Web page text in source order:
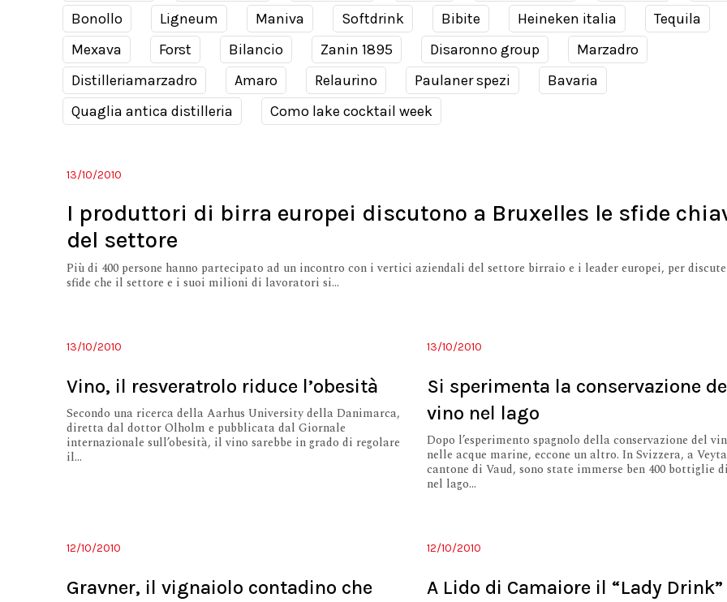
Bonollo
Ligneum Maniva Softdrink Bibite Heineken italia
Tequila
Mexava
Forst Bilancio Zanin 1895 Disaronno group
Marzadro
Distilleriamarzadro
Amaro Relaurino Paulaner spezi
Bavaria
Quaglia antica distilleria
Como lake cocktail week
13/10/2010
I produttori di birra europei discutono a Bruxelles le sfide
del settore
Più di 400 persone hanno partecipato ad un incontro con i vertici aziendali del settore birraio e i leader europei, per
sfide che il settore e i suoi milioni di lavoratori si...
13/10/2010
Vino, il resveratrolo riduce l’obesità
Secondo una ricerca della Aarhus University della Danimarca,
diretta dal dottor Olholm e pubblicata dal Giornale
internazionale sull’obesità, il vino sarebbe in grado di regolare
il...
13/10/2010
Si sperimenta la conservazione
vino nel lago
Dopo l’esperimento spagnolo della conservazione del
nelle acque marine, eccone un altro. In Svizzera, a
cantone di Vaud, sono state immerse ben 400 bottiglie
nel lago...
12/10/2010
Gravner, il vignaiolo contadino che
12/10/2010
A Lido di Camaiore il “Lady Drink”